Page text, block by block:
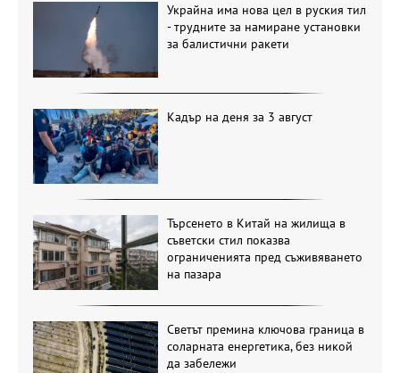
Украйна има нова цел в руския тил
- трудните за намиране установки
за балистични ракети
Кадър на деня за 3 август
Търсенето в Китай на жилища в
съветски стил показва
ограниченията пред съживяването
на пазара
Светът премина ключова граница в
соларната енергетика, без никой
да забележи